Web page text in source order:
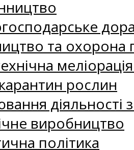
та
рослин
виробництво
політика